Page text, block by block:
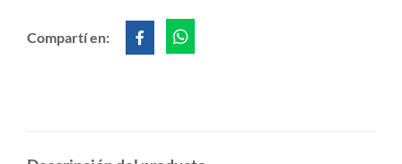
Compartí en: